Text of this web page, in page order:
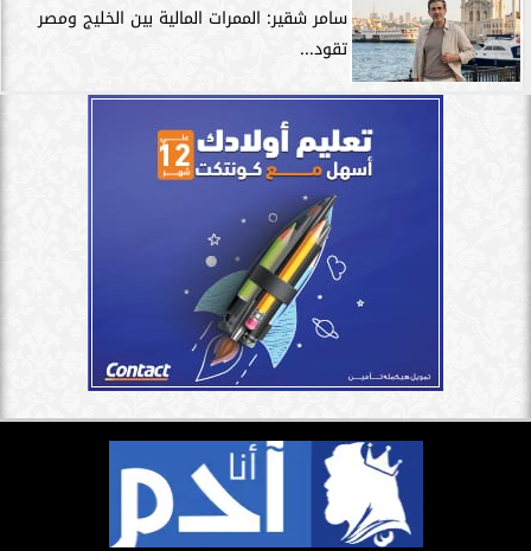
سامر شقير: الممرات المالية بين الخليج ومصر
تقود...